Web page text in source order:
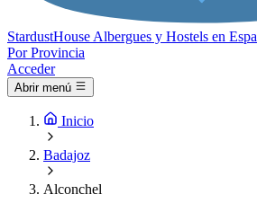
StardustHouse Albergues y Hostels en
Por Provincia
Acceder
Abrir menú
Inicio
Badajoz
Alconchel